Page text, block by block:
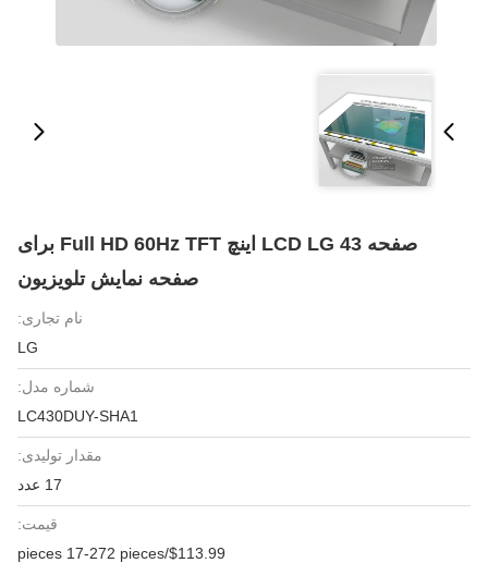
صفحه LCD LG 43 اینچ Full HD 60Hz TFT برای
صفحه نمایش تلویزیون
نام تجاری:
LG
شماره مدل:
LC430DUY-SHA1
مقدار تولیدی:
17 عدد
قیمت:
$113.99/pieces 17-272 pieces